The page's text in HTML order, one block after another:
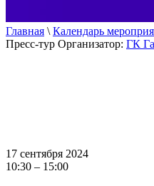
Главная \ Календарь
Пресс-тур Организатор: ГК
17 сентября 2024
10:30 – 15:00